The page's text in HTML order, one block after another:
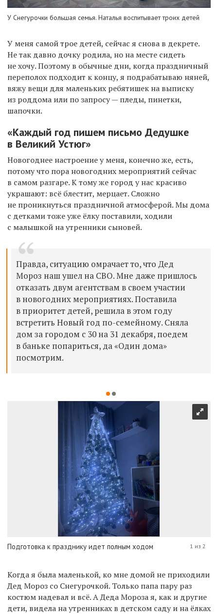
У Снегурочки большая семья. Наталья воспитывает троих детей
У меня самой трое детей, сейчас я снова в декрете.
Не так давно дочку родила, но на месте сидеть
не хочу. Поэтому в обычные дни, когда праздничный
переполох подходит к концу, я подрабатываю няней,
вяжу вещи для маленьких ребятишек на выписку
из роддома или по запросу — пледы, пинетки,
шапочки.
«Каждый год пишем письмо Дедушке
в Великий Устюг»
Новогоднее настроение у меня, конечно же, есть,
потому что пора новогодних мероприятий сейчас
в самом разгаре. К тому же город у нас красиво
украшают: всё блестит, мерцает. Сложно
не проникнуться праздничной атмосферой. Мы дома
с детками тоже уже ёлку поставили, ходили
с малышкой на утренники сыновей.
Правда, ситуацию омрачает то, что Дед
Мороз наш ушел на СВО. Мне даже пришлось
отказать двум агентствам в своем участии
в новогодних мероприятиях. Поставила
в приоритет детей, решила в этом году
встретить Новый год по-семейному. Сняла
дом за городом с 30 на 31 декабря, поедем
в баньке попариться, да «Один дома»
посмотрим.
Подготовка к празднику идет полным ходом 1 из 2
Когда я была маленькой, ко мне домой не приходили
Дед Мороз со Снегурочкой. Только папа пару раз
костюм надевал и всё. А Деда Мороза я, как и другие
дети, видела на утренниках в детском саду и на ёлках